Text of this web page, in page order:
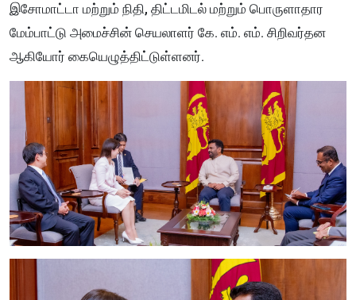
இசோமாட்டா மற்றும் நிதி, திட்டமிடல் மற்றும் பொருளாதார
மேம்பாட்டு அமைச்சின் செயலாளர் கே. எம். எம். சிறிவர்தன
ஆகியோர் கையெழுத்திட்டுள்ளனர்.